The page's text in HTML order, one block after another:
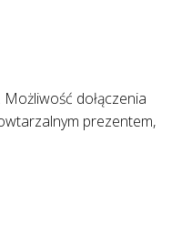
dołączenia
prezentem,